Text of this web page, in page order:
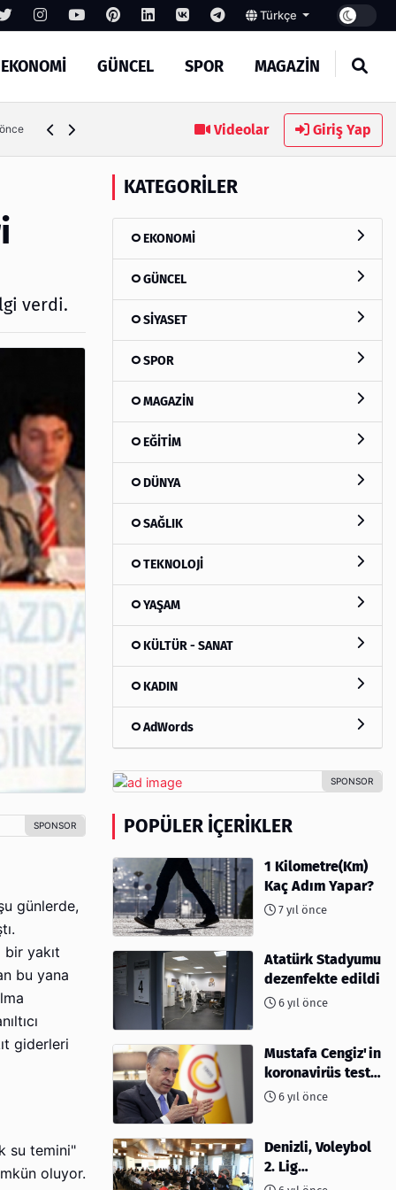
Türkçe
EKONOMİ GÜNCEL SPOR MAGAZİN
6 gün önce
Videolar Giriş Yap
verdi.
günlerde,
bir yakıt
bu yana
giderleri
su temini"
oluyor.
KATEGORILER
EKONOMİ
GÜNCEL
SİYASET
SPOR
MAGAZİN
EĞİTİM
DÜNYA
SAĞLIK
TEKNOLOJİ
YAŞAM
KÜLTÜR - SANAT
KADIN
AdWords
POPÜLER İÇERIKLER
1 Kilometre(Km)
Kaç Adım Yapar?
7 yıl önce
Atatürk Stadyumu
dezenfekte edildi
6 yıl önce
Mustafa Cengiz'in
koronavirüs test
sonucu açıklandı
6 yıl önce
Denizli, Voleybol
2. Lig
müsabakalarına